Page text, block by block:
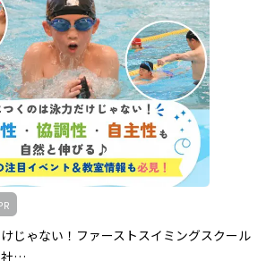
じゃない！ファーストスイミングスクール
社…